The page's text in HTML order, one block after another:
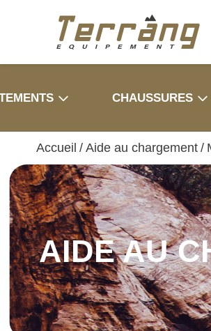
CHAUSSURES
Accueil / Aide au chargement /
AIDE AU